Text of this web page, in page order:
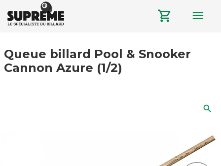
shopping_cart menu
Queue billard Pool & Snooker
Cannon Azure (1/2)
search